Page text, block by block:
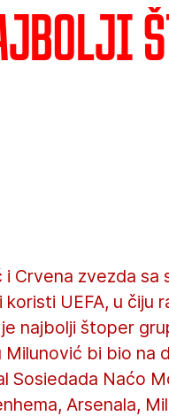
Crvena zvezda sa
UEFA, u čiju
najbolji štoper
Milunović bi bio
Sosiedada Naćo
Arsenala,